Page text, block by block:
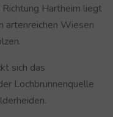
Hartheim liegt
artenreichen Wiesen
sich das
Lochbrunnenquelle